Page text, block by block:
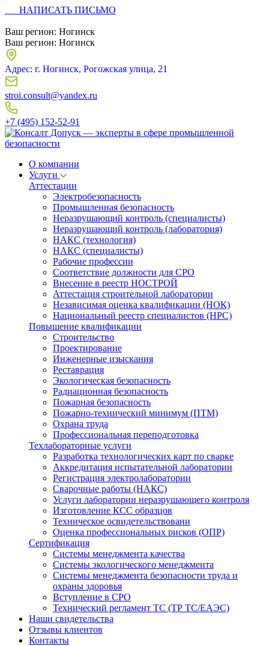
НАПИСАТЬ ПИСЬМО
Ваш регион: Ногинск
Ваш регион: Ногинск
Адрес: г. Ногинск, Рогожская улица, 21
stroi.consult@yandex.ru
+7 (495) 152-52-91
О компании
Услуги
Аттестации
Электробезопасность
Промышленная безопасность
Неразрушающий контроль (специалисты)
Неразрушающий контроль (лаборатория)
НАКС (технология)
НАКС (специалисты)
Рабочие профессии
Соответствие должности для СРО
Внесение в реестр НОСТРОЙ
Аттестация строительной лаборатории
Независимая оценка квалификации (НОК)
Национальный реестр специалистов (НРС)
Повышение квалификации
Строительство
Проектирование
Инженерные изыскания
Реставрация
Экологическая безопасность
Радиационная безопасность
Пожарная безопасность
Пожарно-технический минимум (ПТМ)
Охрана труда
Профессиональная переподготовка
Техлабораторные услуги
Разработка технологических карт по сварке
Аккредитация испытательной лаборатории
Регистрация электролаборатории
Сварочные работы (НАКС)
Услуги лаборатории неразрушающего контроля
Изготовление КСС образцов
Техническое освидетельствовани
Оценка профессиональных рисков (ОПР)
Сертификация
Системы менеджмента качества
Системы экологического менеджмента
Системы менеджмента безопасности труда и
охраны здоровья
Вступление в СРО
Технический регламент ТС (ТР ТС/ЕАЭС)
Наши свидетельства
Отзывы клиентов
Контакты